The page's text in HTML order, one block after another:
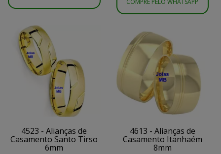
COMPRE PELO WHATSAPP
4523 - Alianças de
Casamento Santo Tirso
6mm
4613 - Alianças de
Casamento Itanhaém
8mm